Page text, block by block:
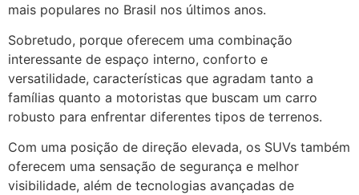
mais populares no Brasil nos últimos anos.
Sobretudo, porque oferecem uma combinação
interessante de espaço interno, conforto e
versatilidade, características que agradam tanto a
famílias quanto a motoristas que buscam um carro
robusto para enfrentar diferentes tipos de terrenos.
Com uma posição de direção elevada, os SUVs também
oferecem uma sensação de segurança e melhor
visibilidade, além de tecnologias avançadas de